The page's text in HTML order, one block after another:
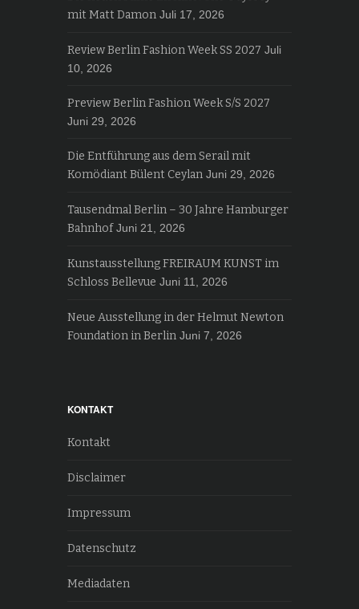
mit Matt Damon Juli 17, 2026
Review Berlin Fashion Week SS 2027 Juli
10, 2026
Preview Berlin Fashion Week S/S 2027
Juni 29, 2026
Die Entführung aus dem Serail mit
Komödiant Bülent Ceylan Juni 29, 2026
Tausendmal Berlin – 30 Jahre Hamburger
Bahnhof Juni 21, 2026
Kunstausstellung FREIRAUM KUNST im
Schloss Bellevue Juni 11, 2026
Neue Ausstellung in der Helmut Newton
Foundation in Berlin Juni 7, 2026
KONTAKT
Kontakt
Disclaimer
Impressum
Datenschutz
Mediadaten